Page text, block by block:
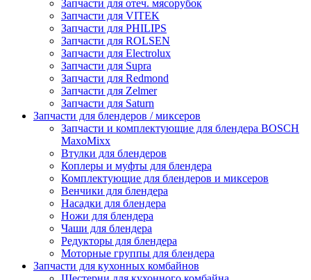
Запчасти для отеч. мясорубок
Запчасти для VITEK
Запчасти для PHILIPS
Запчасти для ROLSEN
Запчасти для Electrolux
Запчасти для Supra
Запчасти для Redmond
Запчасти для Zelmer
Запчасти для Saturn
Запчасти для блендеров / миксеров
Запчасти и комплектующие для блендера BOSCH
MaxoMixx
Втулки для блендеров
Коплеры и муфты для блендера
Комплектующие для блендеров и миксеров
Венчики для блендера
Насадки для блендера
Ножи для блендера
Чаши для блендера
Редукторы для блендера
Моторные группы для блендера
Запчасти для кухонных комбайнов